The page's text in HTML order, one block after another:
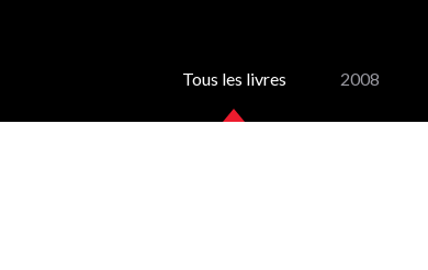
Tous les livres 2008